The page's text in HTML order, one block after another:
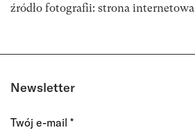
źródło fotografii: strona internetowa
Newsletter